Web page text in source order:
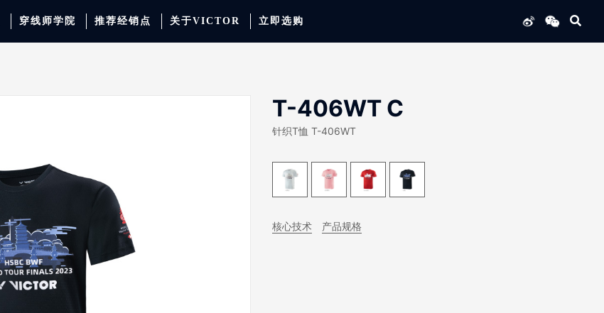
穿线师学院 推荐经销点 关于VICTOR 立即选购
T-406WT C
针织T恤 T-406WT
核心技术 产品规格